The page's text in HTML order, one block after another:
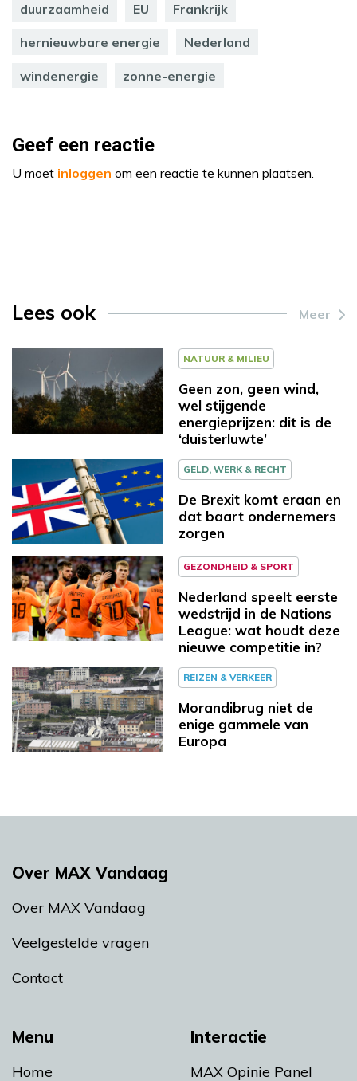
duurzaamheid EU Frankrijk
hernieuwbare energie Nederland
windenergie zonne-energie
Geef een reactie
U moet inloggen om een reactie te kunnen plaatsen.
Lees ook Meer
NATUUR & MILIEU
Geen zon, geen wind,
wel stijgende
energieprijzen: dit is de
‘duisterluwte’
GELD, WERK & RECHT
De Brexit komt eraan en
dat baart ondernemers
zorgen
GEZONDHEID & SPORT
Nederland speelt eerste
wedstrijd in de Nations
League: wat houdt deze
nieuwe competitie in?
REIZEN & VERKEER
Morandibrug niet de
enige gammele van
Europa
Menu
Home
Interactie
MAX Opinie Panel
Over MAX Vandaag
Over MAX Vandaag
Veelgestelde vragen
Contact